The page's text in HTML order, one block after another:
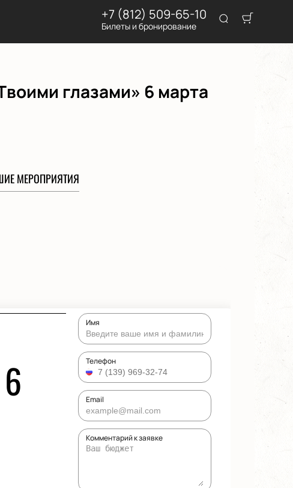
+7 (812) 509-65-10
Билеты и бронирование
глазами» 6 марта
МЕРОПРИЯТИЯ
Имя
Телефон
Email
Комментарий к заявке